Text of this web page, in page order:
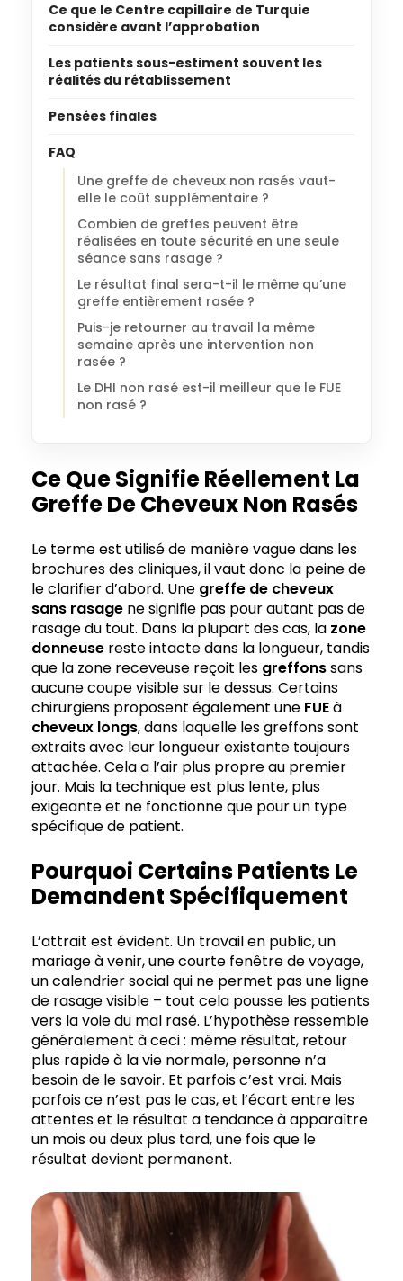
Ce que le Centre capillaire de Turquie
considère avant l’approbation
Les patients sous-estiment souvent les
réalités du rétablissement
Pensées finales
FAQ
Une greffe de cheveux non rasés vaut-
elle le coût supplémentaire ?
Combien de greffes peuvent être
réalisées en toute sécurité en une seule
séance sans rasage ?
Le résultat final sera-t-il le même qu’une
greffe entièrement rasée ?
Puis-je retourner au travail la même
semaine après une intervention non
rasée ?
Le DHI non rasé est-il meilleur que le FUE
non rasé ?
Ce Que Signifie Réellement La
Greffe De Cheveux Non Rasés
Le terme est utilisé de manière vague dans les
brochures des cliniques, il vaut donc la peine de
le clarifier d’abord. Une greffe de cheveux
sans rasage ne signifie pas pour autant pas de
rasage du tout. Dans la plupart des cas, la zone
donneuse reste intacte dans la longueur, tandis
que la zone receveuse reçoit les greffonssans
aucune coupe visible sur le dessus. Certains
chirurgiens proposent également une FUEà
cheveux longs, dans laquelle les greffons sont
extraits avec leur longueur existante toujours
attachée. Cela a l’air plus propre au premier
jour. Mais la technique est plus lente, plus
exigeante et ne fonctionne que pour un type
spécifique de patient.
Pourquoi Certains Patients Le
Demandent Spécifiquement
L’attrait est évident. Un travail en public, un
mariage à venir, une courte fenêtre de voyage,
un calendrier social qui ne permet pas une ligne
de rasage visible – tout cela pousse les patients
vers la voie du mal rasé. L’hypothèse ressemble
généralement à ceci : même résultat, retour
plus rapide à la vie normale, personne n’a
besoin de le savoir. Et parfois c’est vrai. Mais
parfois ce n’est pas le cas, et l’écart entre les
attentes et le résultat a tendance à apparaître
un mois ou deux plus tard, une fois que le
résultat devient permanent.